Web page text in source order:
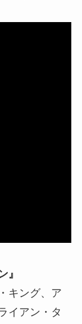
』
キング、ア
イアン・タ